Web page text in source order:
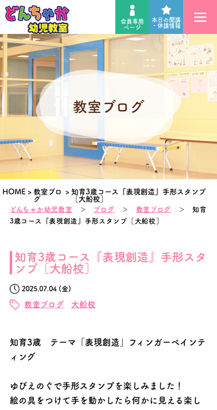
会員専用
ページ
本日の開講
・休講情報
HOME > 教室ブロ
グ
> 知育3歳コース『表現創造』手形スタンプ
［大船校］
教室ブログ
どんちゃか幼児教室 ＞ ブログ ＞ 教室ブログ
＞ 知育
3歳コース『表現創造』手形スタンプ［大船校］
知育3歳コース『表現創造』手形スタ
ンプ［大船校］
2025.07.04 (金)
教室ブログ 大船校
知育3歳 テーマ「表現創造」フィンガーペインテ
ィング
ゆびえのぐで手形スタンプを楽しみました！
絵の具をつけて手を動かしたら何かに見える楽し